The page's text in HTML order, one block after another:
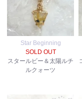
Star Beginning
SOLD OUT
スタールビー＆太陽ルチ
ルクォーツ